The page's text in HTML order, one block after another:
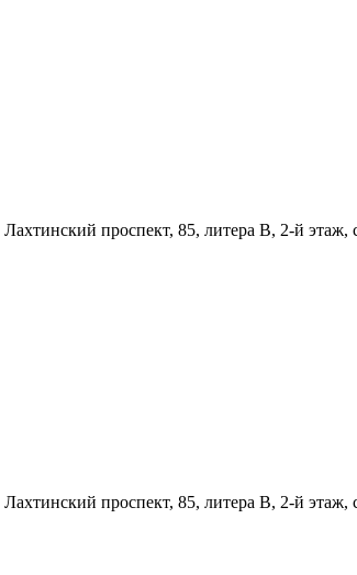
проспект, 85, литера В, 2-й этаж,
проспект, 85, литера В, 2-й этаж,